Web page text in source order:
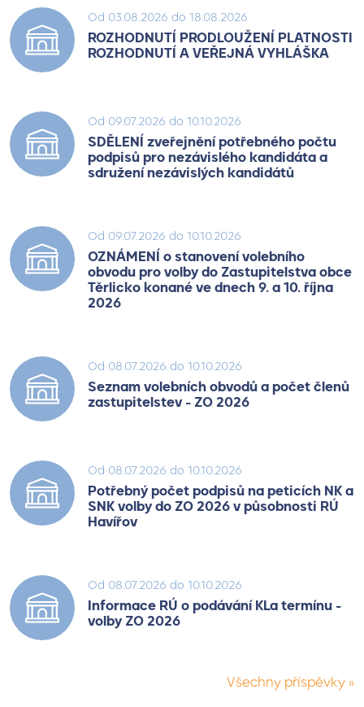
Od 03.08.2026 do 18.08.2026
ROZHODNUTÍ PRODLOUŽENÍ PLATNOSTI
ROZHODNUTÍ A VEŘEJNÁ VYHLÁŠKA
Od 09.07.2026 do 10.10.2026
SDĚLENÍ zveřejnění potřebného počtu
podpisů pro nezávislého kandidáta a
sdružení nezávislých kandidátů
Od 09.07.2026 do 10.10.2026
OZNÁMENÍ o stanovení volebního
obvodu pro volby do Zastupitelstva obce
Těrlicko konané ve dnech 9. a 10. října
2026
Od 08.07.2026 do 10.10.2026
Seznam volebních obvodů a počet členů
zastupitelstev - ZO 2026
Od 08.07.2026 do 10.10.2026
Potřebný počet podpisů na peticích NK a
SNK volby do ZO 2026 v působnosti RÚ
Havířov
Od 08.07.2026 do 10.10.2026
Informace RÚ o podávání KLa termínu -
volby ZO 2026
Všechny příspěvky »